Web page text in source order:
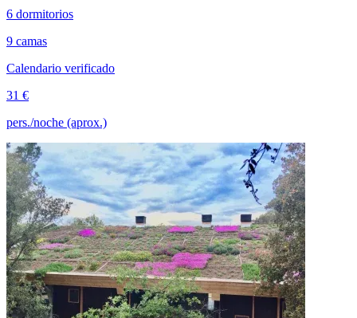
6 dormitorios
9 camas
Calendario verificado
31 €
pers./noche (aprox.)